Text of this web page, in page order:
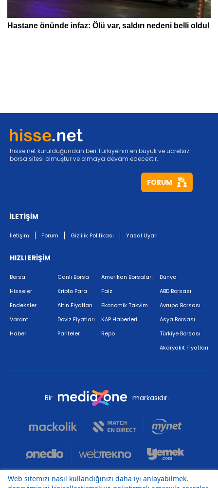
hisse.net kurulduğundan beri Türkiye'nin en büyük ve ücretsiz
borsa sitesi olmuştur ve olmaya devam edecektir.
FORUM
İLETİŞİM
İletişim Forum Gizlilik Politikası Yasal Uyarı
HIZLI ERİŞİM
Borsa
Hisseler
Endeksler
Varant
Haber
Canlı Borsa
Kripto Para
Altın Fiyatları
Döviz Fiyatları
Pariteler
Amerikan Borsaları
Faiz
Ekonomik Takvim
KAP Haberleri
Repo
Dünya
ABD Borsası
Avrupa Borsası
Asya Borsası
Türkiye Borsası
Akaryakıt Fiyatları
Bir markasıdır.